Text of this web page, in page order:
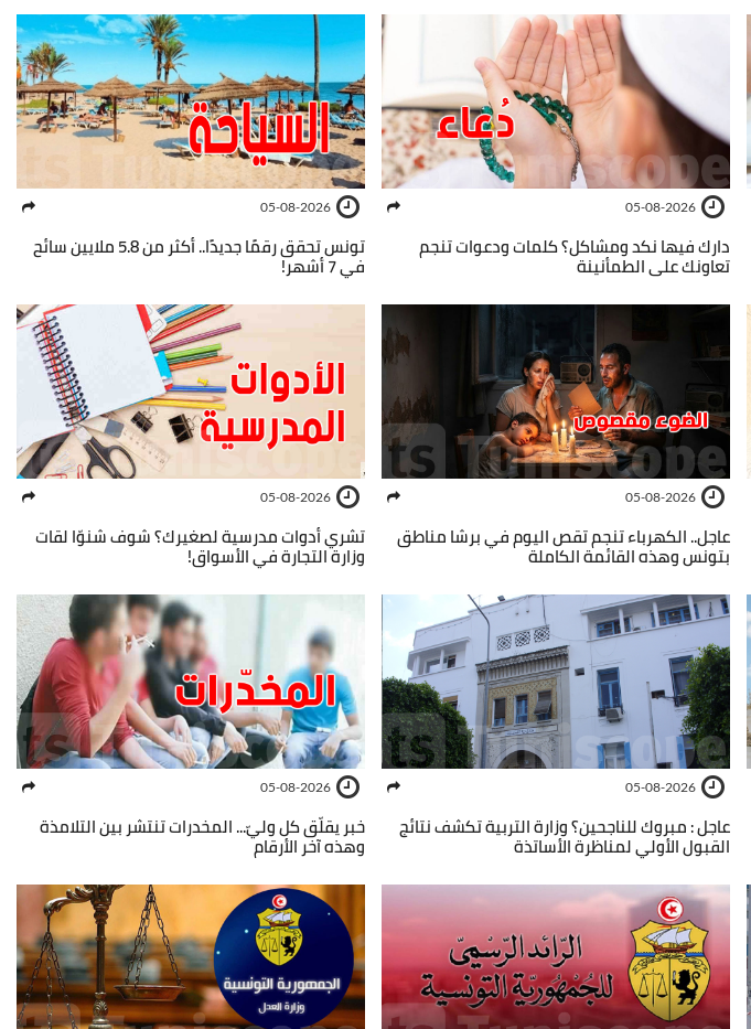
05-08-2026
دارك فيها نكد ومشاكل؟ كلمات ودعوات تنجم
تعاونك على الطمأنينة
05-08-2026
تونس تحقق رقمًا جديدًا.. أكثر من 5.8 ملايين سائح
في 7 أشهر!
05-08-2026
عاجل.. الكهرباء تنجم تقص اليوم في برشا مناطق
بتونس وهذه القائمة الكاملة
05-08-2026
تشري أدوات مدرسية لصغيرك؟ شوف شنوّا لقات
وزارة التجارة في الأسواق!
05-08-2026
عاجل : مبروك للناجحين؟ وزارة التربية تكشف نتائج
القبول الأولي لمناظرة الأساتذة
05-08-2026
خبر يقلّق كل وليّ... المخدرات تنتشر بين التلامذة
وهذه آخر الأرقام